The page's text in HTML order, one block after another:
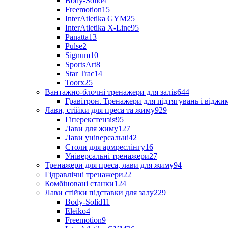
Freemotion15
InterAtletika GYM25
InterAtletika X-Line95
Panatta13
Pulse2
Signum10
SportsArt8
Star Trac14
Toorx25
Вантажно-блочні тренажери для залів644
Гравітрон. Тренажери для підтягувань і
Лави, стійки для преса та жиму929
Гіперекстензія95
Лави для жиму127
Лави універсальні42
Столи для армреслінгу16
Універсальні тренажери27
Тренажери для преса, лави для жиму94
Гідравлічні тренажери22
Комбіновані станки124
Лави стійки підставки для залу229
Body-Solid11
Eleiko4
Freemotion9